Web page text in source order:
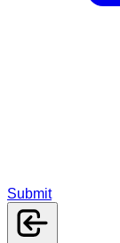
Submit